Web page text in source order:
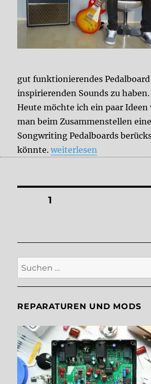
gut funktionierendes
inspirierenden Sounds zu haben.
Heute möchte ich ein paar
man beim Zusammenstellen
Songwriting Pedalboards
könnte.„Tips & Tricks:
weiterlesen
SEITE1
Suche
nach:
REPARATUREN UND MODS